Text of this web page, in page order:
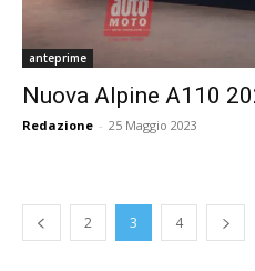
anteprime
Nuova Alpine A110
Redazione - 25 Maggio 2023
2 3 4